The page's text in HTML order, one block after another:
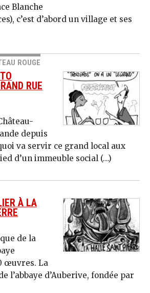
Blanche
c’est d’abord un village et ses
ROUGE
RUE
depuis
va servir ce grand local aux
d’un immeuble social (…)
À LA
de la
œuvres. La
l’abbaye d’Au­berive, fondée par